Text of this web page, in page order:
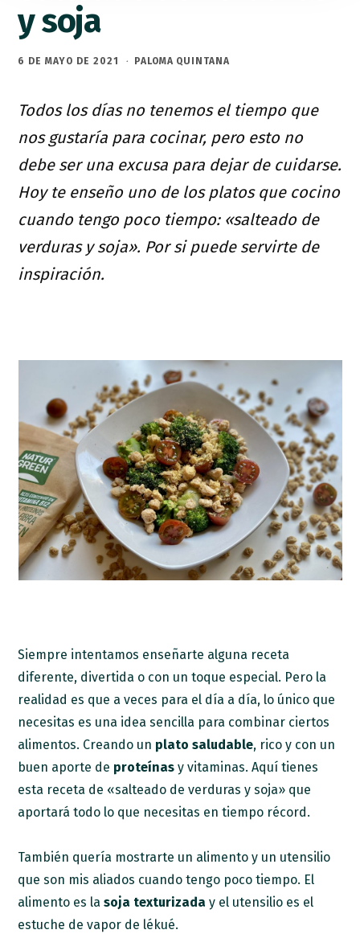
y soja
6 DE MAYO DE 2021 · PALOMA QUINTANA
Todos los días no tenemos el tiempo que
nos gustaría para cocinar, pero esto no
debe ser una excusa para dejar de cuidarse.
Hoy te enseño uno de los platos que cocino
cuando tengo poco tiempo: «salteado de
verduras y soja». Por si puede servirte de
inspiración.
Siempre intentamos enseñarte alguna receta
diferente, divertida o con un toque especial. Pero la
realidad es que a veces para el día a día, lo único que
necesitas es una idea sencilla para combinar ciertos
alimentos. Creando un plato saludable, rico y con un
buen aporte de proteínas y vitaminas. Aquí tienes
esta receta de «salteado de verduras y soja» que
aportará todo lo que necesitas en tiempo récord.
También quería mostrarte un alimento y un utensilio
que son mis aliados cuando tengo poco tiempo. El
alimento es lasoja texturizada y el utensilio es el
estuche de vapor de lékué.